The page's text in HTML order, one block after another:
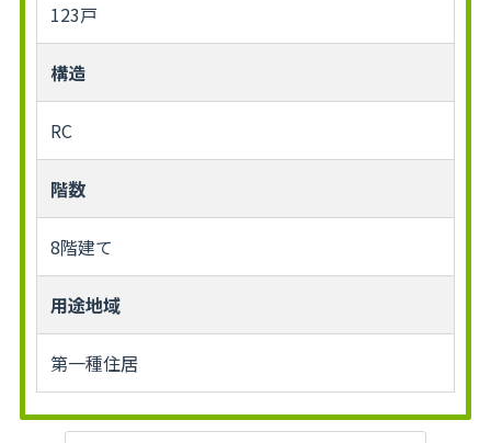
123戸
構造
RC
階数
8階建て
用途地域
第一種住居